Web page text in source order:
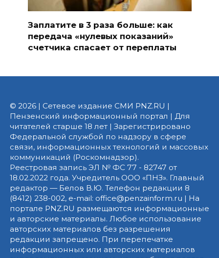
Заплатите в 3 раза больше: как
передача «нулевых показаний»
счетчика спасает от переплаты
© 2026 | Сетевое издание СМИ PNZ.RU |
Пензенский информационный портал | Для
читателей старше 18 лет | Зарегистрировано
Федеральной службой по надзору в сфере
связи, информационных технологий и массовых
коммуникаций (Роскомнадзор).
Реестровая запись ЭЛ № ФС 77 - 82747 от
18.02.2022 года. Учредитель ООО «ПНЗ». Главный
редактор — Белов В.Ю. Телефон редакции 8
(8412) 238-002, e-mail: office@penzainform.ru | На
портале PNZ.RU размещаются информационные
и авторские материалы. Любое использование
авторских материалов без разрешения
редакции запрещено. При перепечатке
информационных или авторских материалов